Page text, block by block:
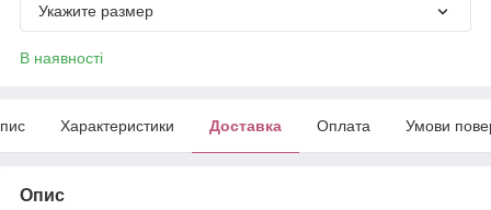
Укажите размер
В наявності
Характеристики Доставка Оплата Умови
Опис